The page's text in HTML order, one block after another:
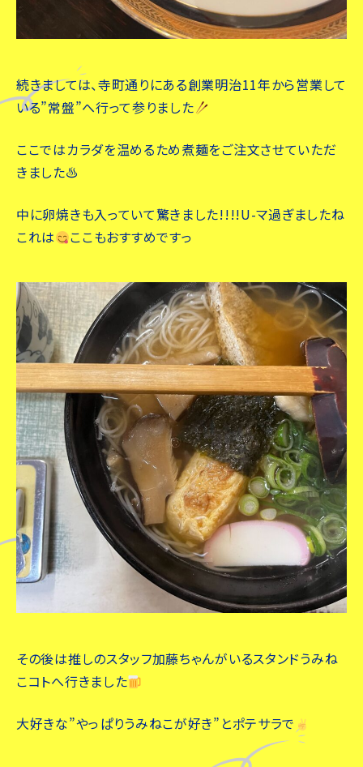
続きましては、寺町通りにある創業明治11年から営業して
いる”常盤”へ行って参りました
ここではカラダを温めるため煮麺をご注文させていただ
きました♨︎
中に卵焼きも入っていて驚きました!!!!U-マ過ぎましたね
これは
ここもおすすめですっ
その後は推しのスタッフ加藤ちゃんがいるスタンドうみね
こコトへ行きました
大好きな”やっぱりうみねこが好き”とポテサラで